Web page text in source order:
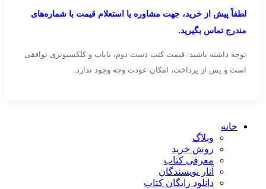
لطفاً پیش از خرید، جهت مشاوره یا استعلام قیمت با شماره‌های
مندرج تماس بگیرید.
توجه داشته باشید: قیمت کتب دست دوم، نایاب و کلکسیونری توافقی
است و پس از پرداخت، امکان عودت وجه وجود ندارد.
خانه
وبلاگ
روش خرید
معرفی کتاب
آثار نویسندگان
دانلود رایگان کتاب